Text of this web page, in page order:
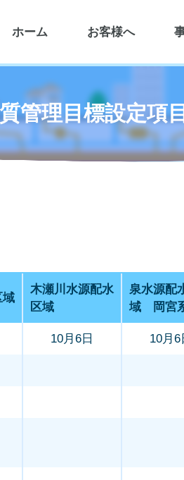
ホーム お客様へ
管理目標設定項
域
木瀬川水源配水
区域
泉水源配
域 岡宮
10月6日 10月6